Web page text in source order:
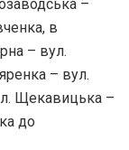
–
в
– вул.
– вул.
Щекавицька –
до